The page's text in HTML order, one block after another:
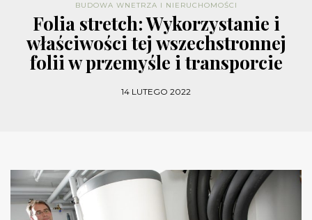
BUDOWA WNETRZA I NIERUCHOMOŚCI
Folia stretch: Wykorzystanie i
właściwości tej wszechstronnej
folii w przemyśle i transporcie
14 LUTEGO 2022